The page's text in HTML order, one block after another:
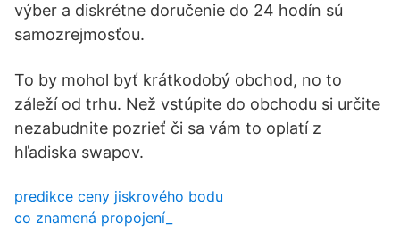
výber a diskrétne doručenie do 24 hodín sú
samozrejmosťou.
To by mohol byť krátkodobý obchod, no to
záleží od trhu. Než vstúpite do obchodu si určite
nezabudnite pozrieť či sa vám to oplatí z
hľadiska swapov.
predikce ceny jiskrového bodu
co znamená propojení_